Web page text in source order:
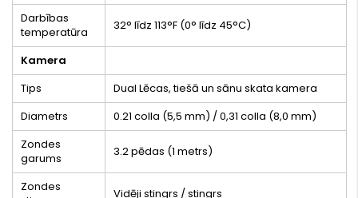
Darbības
temperatūra
32° līdz 113°F (0° līdz 45°C)
Kamera
Tips
Dual Lēcas, tiešā un sānu skata kamera
Diametrs
0.21 colla (5,5 mm) / 0,31 colla (8,0 mm)
Zondes
garums
3.2 pēdas (1 metrs)
Zondes
Vidēji stingrs / stingrs